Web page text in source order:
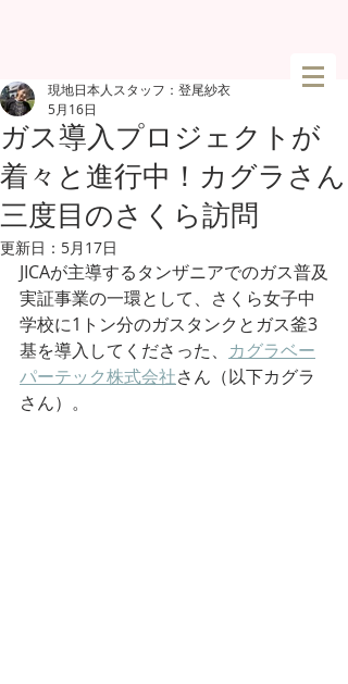
ガス導入プロジェクトが
着々と進行中！カグラさん
三度目のさくら訪問
現地日本人スタッフ：登尾紗衣
5月16日
更新日： 5月17日
JICAが主導するタンザニアでのガス普及
実証事業の一環として、さくら女子中
学校に1トン分のガスタンクとガス釜3
基を導入してくださった、 カグラベー
パーテック株式会社さん（以下カグラ
さん）。